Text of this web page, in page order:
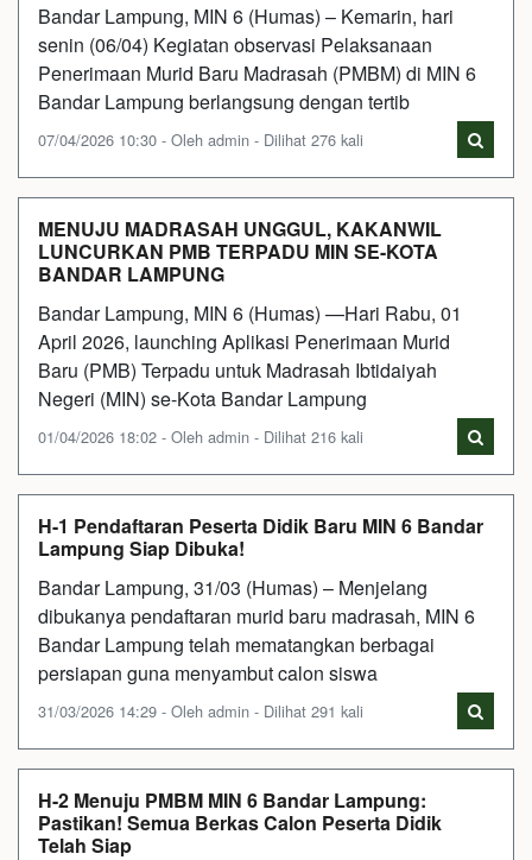
Bandar Lampung, MIN 6 (Humas) – Kemarin, hari
senin (06/04) Kegiatan observasi Pelaksanaan
Penerimaan Murid Baru Madrasah (PMBM) di MIN 6
Bandar Lampung berlangsung dengan tertib
07/04/2026 10:30 - Oleh admin - Dilihat 276 kali
MENUJU MADRASAH UNGGUL, KAKANWIL
LUNCURKAN PMB TERPADU MIN SE-KOTA
BANDAR LAMPUNG
Bandar Lampung, MIN 6 (Humas) —Hari Rabu, 01
April 2026, launching Aplikasi Penerimaan Murid
Baru (PMB) Terpadu untuk Madrasah Ibtidaiyah
Negeri (MIN) se-Kota Bandar Lampung
01/04/2026 18:02 - Oleh admin - Dilihat 216 kali
H-1 Pendaftaran Peserta Didik Baru MIN 6 Bandar
Lampung Siap Dibuka!
Bandar Lampung, 31/03 (Humas) – Menjelang
dibukanya pendaftaran murid baru madrasah, MIN 6
Bandar Lampung telah mematangkan berbagai
persiapan guna menyambut calon siswa
31/03/2026 14:29 - Oleh admin - Dilihat 291 kali
H-2 Menuju PMBM MIN 6 Bandar Lampung:
Pastikan! Semua Berkas Calon Peserta Didik
Telah Siap